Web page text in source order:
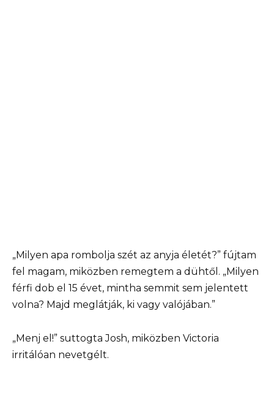
„Milyen apa rombolja szét az anyja életét?” fújtam
fel magam, miközben remegtem a dühtől. „Milyen
férfi dob el 15 évet, mintha semmit sem jelentett
volna? Majd meglátják, ki vagy valójában.”
„Menj el!” suttogta Josh, miközben Victoria
irritálóan nevetgélt.